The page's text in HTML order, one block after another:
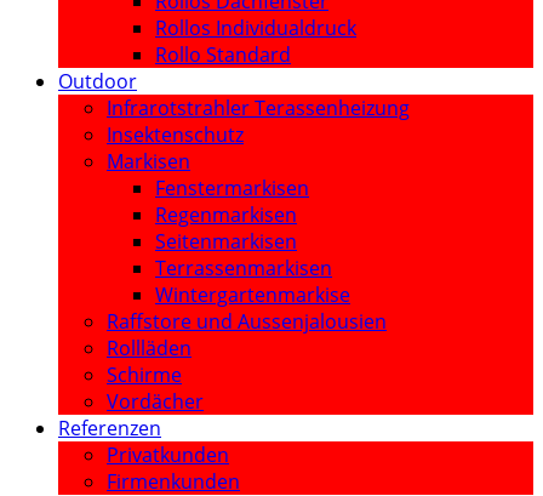
Rollos Individualdruck
Rollo Standard
Outdoor
Infrarotstrahler Terassenheizung
Insektenschutz
Markisen
Fenstermarkisen
Regenmarkisen
Seitenmarkisen
Terrassenmarkisen
Wintergartenmarkise
Raffstore und Aussenjalousien
Rollläden
Schirme
Vordächer
Referenzen
Privatkunden
Firmenkunden